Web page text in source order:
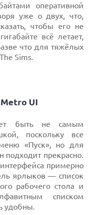
оперативной
уже о двух, что,
чтобы его не
всё летает,
что для тяжёлых
Sims.
UI
быть не самым
поскольку все
«Пуск», но для
подходит прекрасно.
примерно
ярлыков — список
рабочего стола и
списком
удобны.